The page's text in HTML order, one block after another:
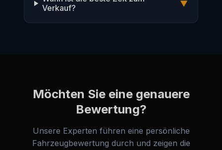
Verkauf?
▼
Möchten Sie eine genauere
Bewertung?
Unsere Experten führen eine persönliche
Fahrzeugbewertung durch und zeigen die